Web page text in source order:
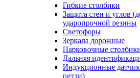
Гибкие столбики
Защита стен и углов
ударопрочной резины
Светофоры
Зеркала дорожные
Парковочные
Дальняя
Индукционные
петли)